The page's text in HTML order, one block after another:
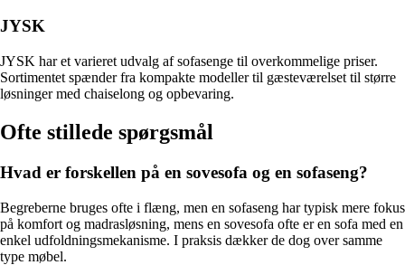
JYSK
JYSK har et varieret udvalg af sofasenge til overkommelige priser.
Sortimentet spænder fra kompakte modeller til gæsteværelset til større
løsninger med chaiselong og opbevaring.
Ofte stillede spørgsmål
Hvad er forskellen på en sovesofa og en sofaseng?
Begreberne bruges ofte i flæng, men en sofaseng har typisk mere fokus
på komfort og madrasløsning, mens en sovesofa ofte er en sofa med en
enkel udfoldningsmekanisme. I praksis dækker de dog over samme
type møbel.